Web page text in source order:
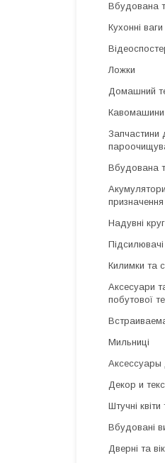
Вбудована
Кухонні ваги
Ложки
Домашний
Кавомашини
Запчастини
Вбудована
призначення
Надувні
Підсилювачі
Килимки та
Аксесуари
побутової
Мильниці
Аксессуары
Декор и
Штучні квіти
Вбудовані
Дверні та